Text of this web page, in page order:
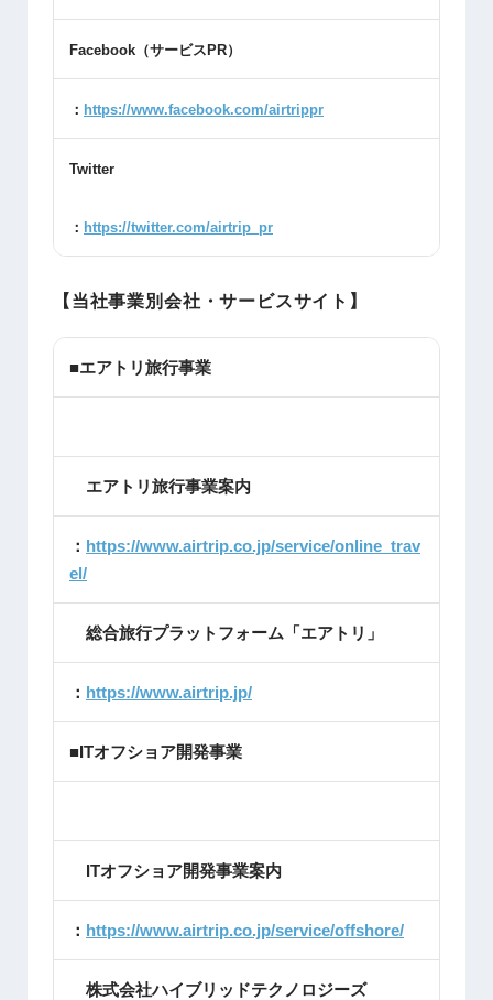
Facebook （サービス PR）
： https://www.facebook.com/airtrippr
Twitter
： https://twitter.com/airtrip_pr
【当社事業別会社・サービスサイト】
■エアトリ旅行事業
エアトリ旅行事業案内
： https://www.airtrip.co.jp/service/online_trav
el/
総合旅行プラットフォーム「エアトリ」
： https://www.airtrip.jp/
■ITオフショア開発事業
ITオフショア開発事業案内
： https://www.airtrip.co.jp/service/offshore/
株式会社ハイブリッドテクノロジーズ